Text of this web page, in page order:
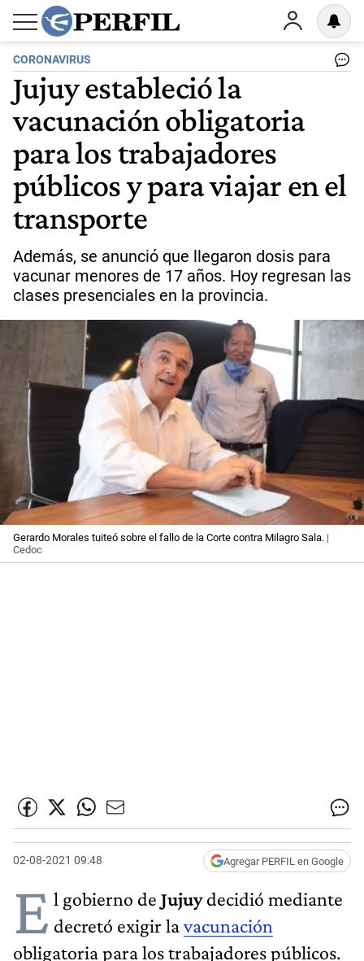
CORONAVIRUS
Jujuy estableció la
vacunación obligatoria
para los trabajadores
públicos y para viajar en el
transporte
Además, se anunció que llegaron dosis para
vacunar menores de 17 años. Hoy regresan las
clases presenciales en la provincia.
Gerardo Morales tuiteó sobre el fallo de la Corte contra Milagro Sala. |
Cedoc
02-08-2021 09:48 Agregar PERFIL en Google
E l gobierno de Jujuydecidió mediante
decretó exigir lavacunación
obligatoria para los trabajadores públicos.